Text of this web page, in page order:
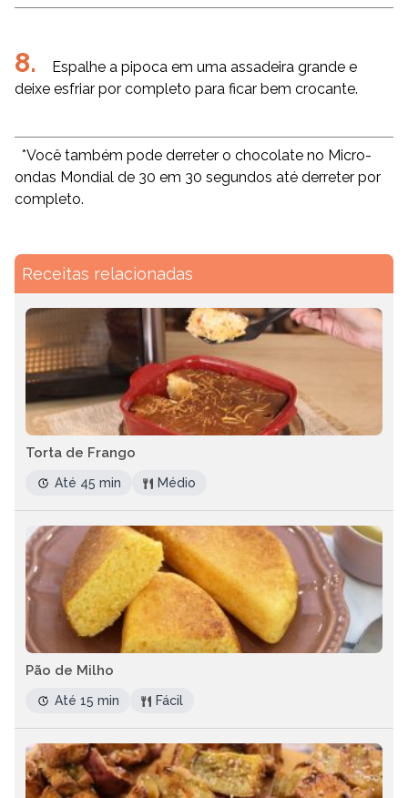
Espalhe a pipoca em uma assadeira grande e
deixe esfriar por completo para ficar bem crocante.
*Você também pode derreter o chocolate no Micro-
ondas Mondial de 30 em 30 segundos até derreter por
completo.
Receitas relacionadas
Torta de Frango
Até 45 min Médio
Pão de Milho
Até 15 min Fácil